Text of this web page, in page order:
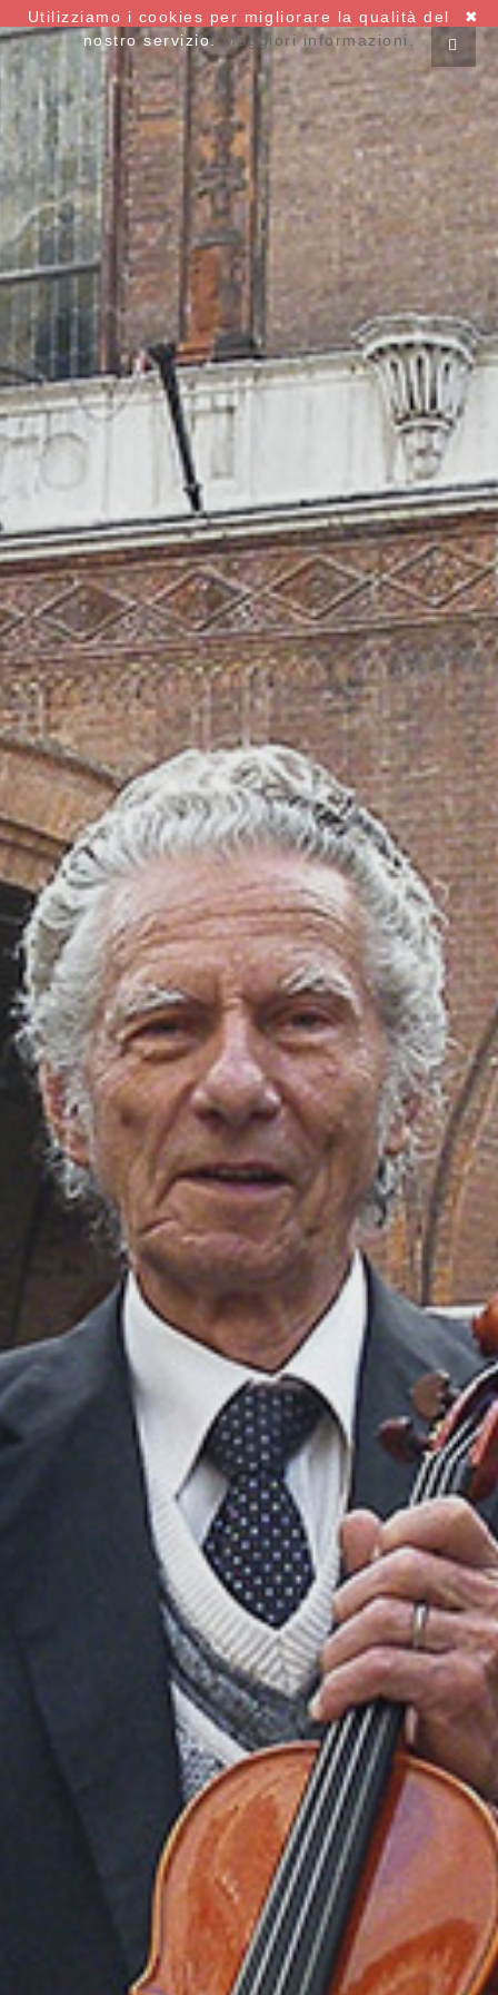
✖
Utilizziamo i cookies per migliorare la qualità del
nostro servizio. Maggiori informazioni.